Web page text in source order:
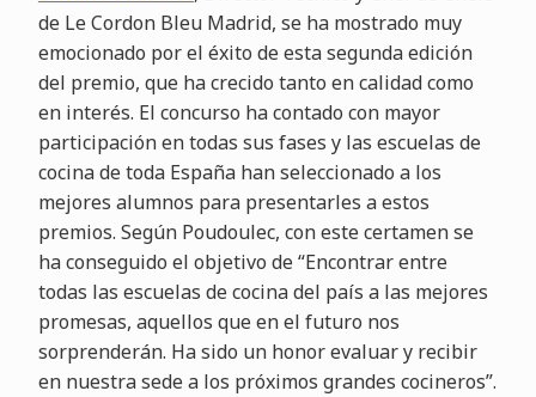
de Le Cordon Bleu Madrid, se ha mostrado muy
emocionado por el éxito de esta segunda edición
del premio, que ha crecido tanto en calidad como
en interés. El concurso ha contado con mayor
participación en todas sus fases y las escuelas de
cocina de toda España han seleccionado a los
mejores alumnos para presentarles a estos
premios. Según Poudoulec, con este certamen se
ha conseguido el objetivo de “Encontrar entre
todas las escuelas de cocina del país a las mejores
promesas, aquellos que en el futuro nos
sorprenderán. Ha sido un honor evaluar y recibir
en nuestra sede a los próximos grandes cocineros”.